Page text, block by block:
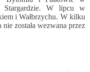
Stargardzie. W lipcu w
i Wałbrzychu. W kilku
została wezwana przez